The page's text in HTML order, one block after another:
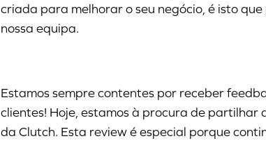
criada para melhorar o seu negócio, é isto
nossa equipa.
Estamos sempre contentes por receber
clientes! Hoje, estamos à procura de partilhar
da Clutch. Esta review é especial porque